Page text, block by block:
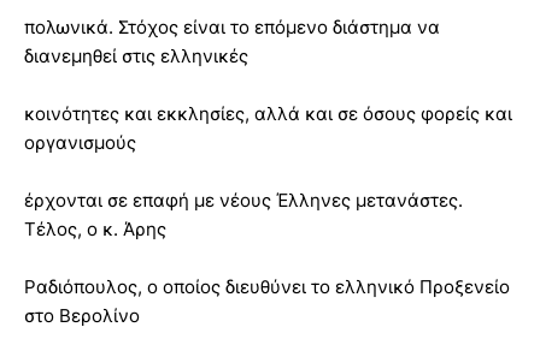
πολωνικά. Στόχος είναι το επόμενο διάστημα να
διανεμηθεί στις ελληνικές
κοινότητες και εκκλησίες, αλλά και σε όσους φορείς και
οργανισμούς
έρχονται σε επαφή με νέους Έλληνες μετανάστες.
Τέλος, ο κ. Άρης
Ραδιόπουλος, ο οποίος διευθύνει το ελληνικό Προξενείο
στο Βερολίνο